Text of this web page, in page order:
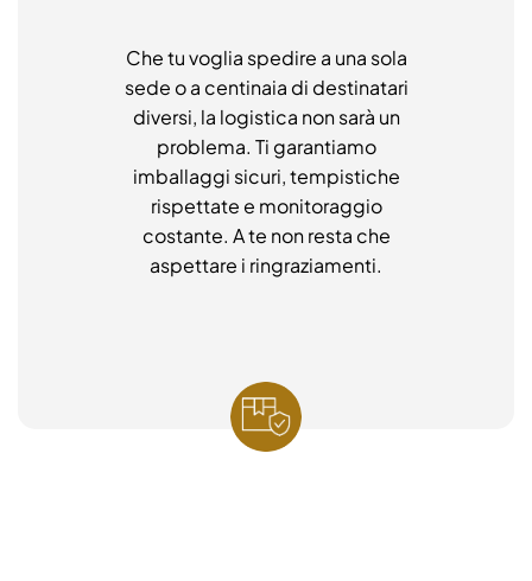
Che tu voglia spedire a una sola
sede o a centinaia di destinatari
diversi, la logistica non sarà un
problema. Ti garantiamo
imballaggi sicuri, tempistiche
rispettate e monitoraggio
costante. A te non resta che
aspettare i ringraziamenti.